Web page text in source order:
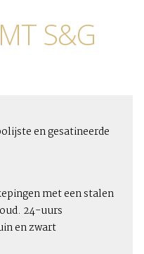
S&G
en gesatineerde
met een stalen
24-uurs
en zwart